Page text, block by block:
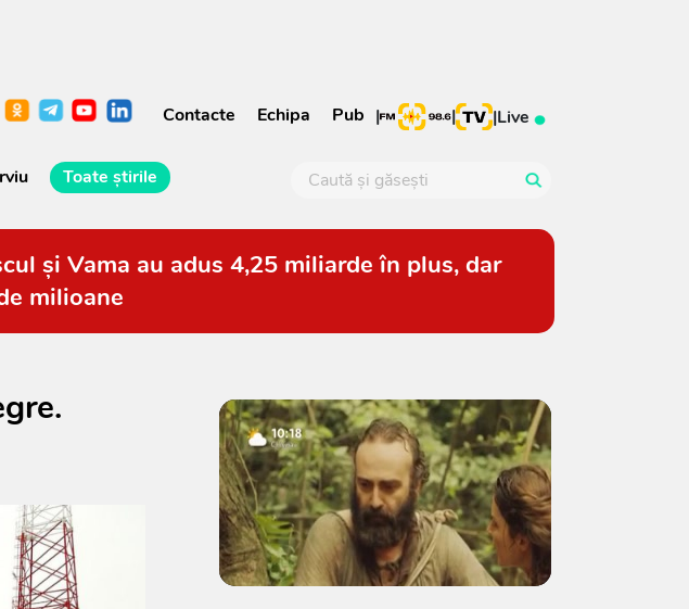
Contacte Echipa Pub | | |Live
Toate știrile
și Vama au adus 4,25 miliarde în plus, dar
milioane